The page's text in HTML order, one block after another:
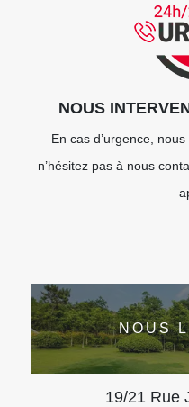
NOUS
En cas d’urgence,
n’hésitez pas à nous
NOUS
19/21 Rue